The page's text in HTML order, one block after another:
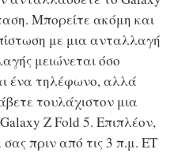
Μπορείτε ακόμη και
με μια ανταλλαγή
μειώνεται όσο
ένα τηλέφωνο, αλλά
τουλάχιστον μια
Z Fold 5. Επιπλέον,
πριν από τις 3 π.μ. ET